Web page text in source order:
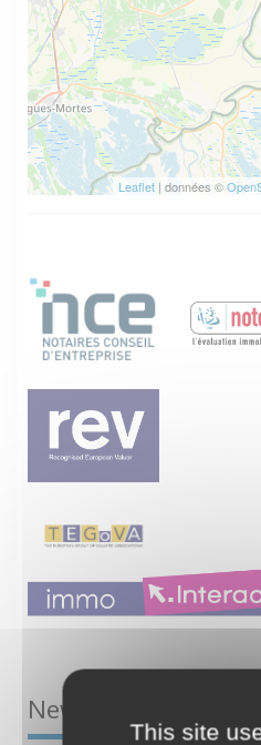
Leaflet | données ©
Newsletter
This site